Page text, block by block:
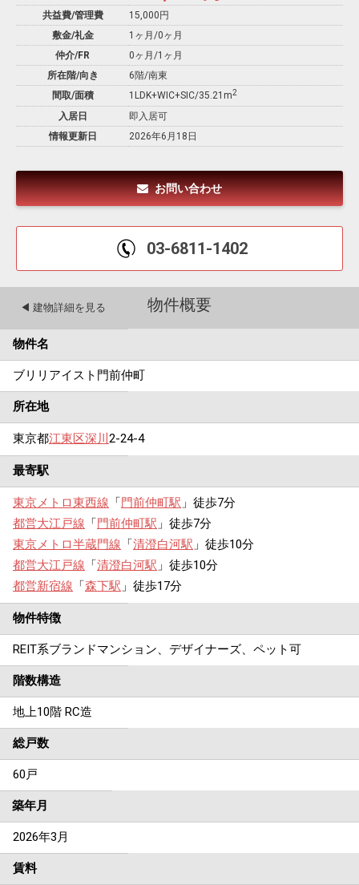
共益費/管理費
15,000円
敷金/礼金
1ヶ月 /0ヶ月
仲介/FR
0ヶ月 /1ヶ月
所在階/向き
6階/南東
間取/面積
1LDK+WIC+SIC/35.21m2
入居日
即入居可
情報更新日
2026年6月18日
お問い合わせ
03-6811-1402
物件概要
◀︎ 建物詳細を見る
物件名
ブリリアイスト門前仲町
所在地
東京都江東区深川 2-24-4
最寄駅
東京メトロ東西線 「門前仲町駅 」徒歩7分
都営大江戸線 「門前仲町駅 」徒歩7分
東京メトロ半蔵門線 「清澄白河駅 」徒歩10分
都営大江戸線 「清澄白河駅 」徒歩10分
都営新宿線 「森下駅 」徒歩17分
物件特徴
REIT系ブランドマンション、デザイナーズ、ペット可
階数構造
地上10階 RC造
総戸数
60戸
築年月
2026年3月
賃料